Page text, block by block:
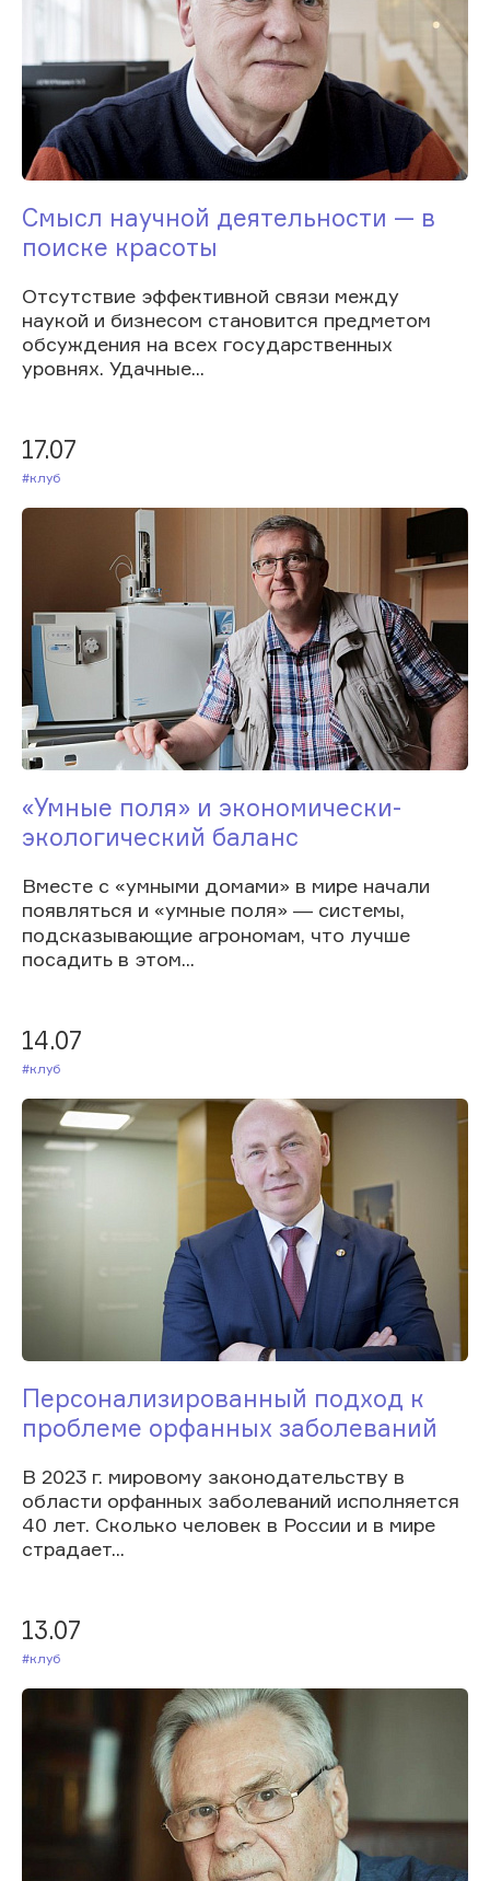
Смысл научной деятельности — в
поиске красоты
Отсутствие эффективной связи между
наукой и бизнесом становится предметом
обсуждения на всех государственных
уровнях. Удачные...
17.07
#Клуб
«Умные поля» и экономически-
экологический баланс
Вместе с «умными домами» в мире начали
появляться и «умные поля» ― системы,
подсказывающие агрономам, что лучше
посадить в этом...
14.07
#Клуб
Персонализированный подход к
проблеме орфанных заболеваний
В 2023 г. мировому законодательству в
области орфанных заболеваний исполняется
40 лет. Сколько человек в России и в мире
страдает...
13.07
#Клуб